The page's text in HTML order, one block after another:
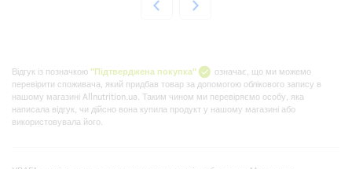
Відгук із позначкою"Підтверджена покупка"
означає, що ми можемо
перевірити споживача, який придбав товар за допомогою облікового запису в
нашому магазині Allnutrition.ua. Таким чином ми перевіряємо особу, яка
написала відгук, чи дійсно вона купила продукт у нашому магазині або
використовувала його.